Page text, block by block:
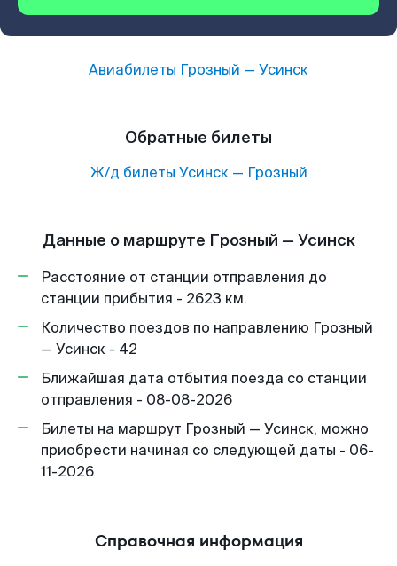
Авиабилеты Грозный — Усинск
Обратные билеты
Ж/д билеты Усинск— Грозный
Данные о маршруте Грозный — Усинск
Расстояние от станции отправления до
станции прибытия - 2623 км.
Количество поездов по направлению Грозный
— Усинск - 42
Ближайшая дата отбытия поезда со станции
отправления - 08-08-2026
Билеты на маршрут Грозный — Усинск, можно
приобрести начиная со следующей даты - 06-
11-2026
Справочная информация